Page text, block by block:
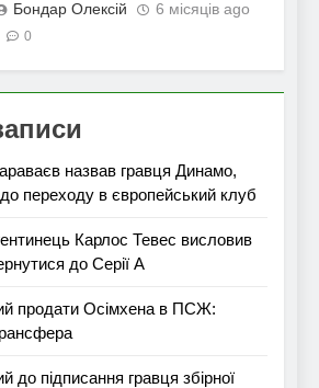
Бондар Олексій 6 місяців ago
0
назвав гравця Динамо,
переходу в європейський клуб
Карлос Тевес висловив
до Серії А
продати Осімхена в ПСЖ:
підписання гравця збірної